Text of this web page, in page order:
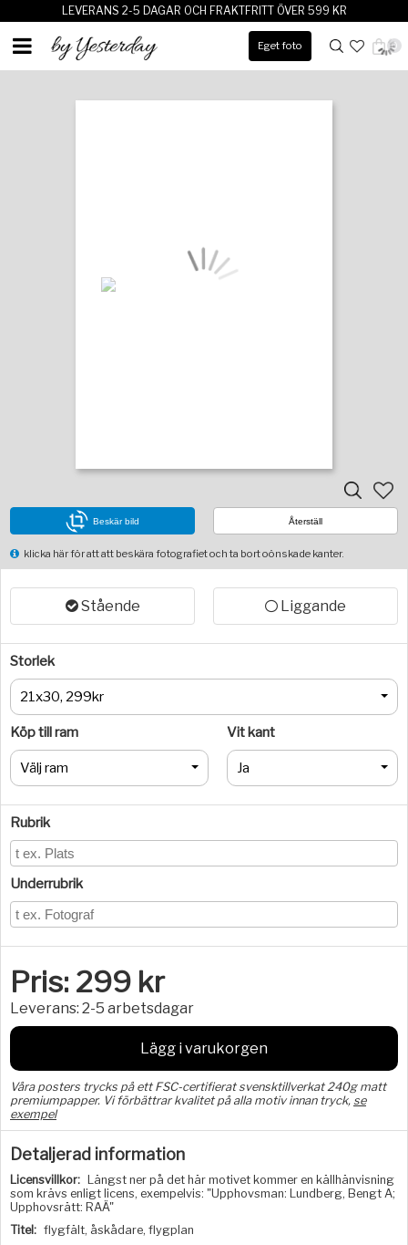
LEVERANS 2-5 DAGAR OCH FRAKTFRITT ÖVER 599 KR
Eget foto 0
Beskär bild Återställ
klicka här för att att beskära fotografiet och ta bort oönskade kanter.
Stående Liggande
Storlek
21x30, 299kr
Köp till ram
Välj ram
Vit kant
Ja
Rubrik
Underrubrik
Pris: 299 kr
Leverans: 2-5 arbetsdagar
Lägg i varukorgen
Våra posters trycks på ett FSC-certifierat svensktillverkat 240g matt
premiumpapper. Vi förbättrar kvalitet på alla motiv innan tryck, se
exempel
Detaljerad information
Licensvillkor:
Längst ner på det här motivet kommer en källhänvisning
som krävs enligt licens, exempelvis: "Upphovsman: Lundberg, Bengt A;
Upphovsrätt: RAÄ"
Titel: flygfält, åskådare, flygplan